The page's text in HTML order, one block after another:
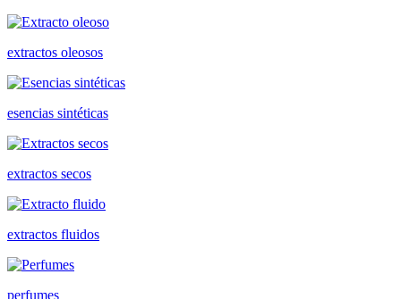
extractos oleosos
esencias sintéticas
extractos secos
extractos fluidos
perfumes